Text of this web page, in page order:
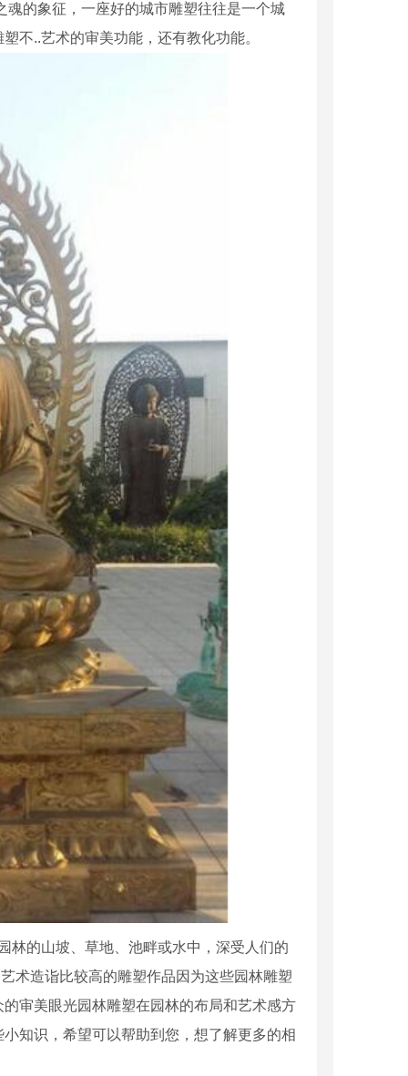
的象征，一座好的城市雕塑往往是一个城
不..艺术的审美功能，还有教化功能。
的山坡、草地、池畔或水中，深受人们的
术造诣比较高的雕塑作品因为这些园林雕塑
审美眼光园林雕塑在园林的布局和艺术感方
知识，希望可以帮助到您，想了解更多的相